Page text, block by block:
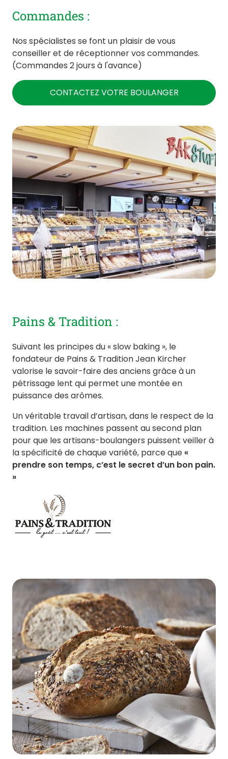
Commandes :
Nos spécialistes se font un plaisir de vous
conseiller et de réceptionner vos commandes.
(Commandes 2 jours à l'avance)
CONTACTEZ VOTRE BOULANGER
Pains & Tradition :
Suivant les principes du « slow baking », le
fondateur de Pains & Tradition Jean Kircher
valorise le savoir-faire des anciens grâce à un
pétrissage lent qui permet une montée en
puissance des arômes.
Un véritable travail d’artisan, dans le respect de la
tradition. Les machines passent au second plan
pour que les artisans-boulangers puissent veiller à
la spécificité de chaque variété, parce que «
prendre son temps, c’est le secret d’un bon pain.
»